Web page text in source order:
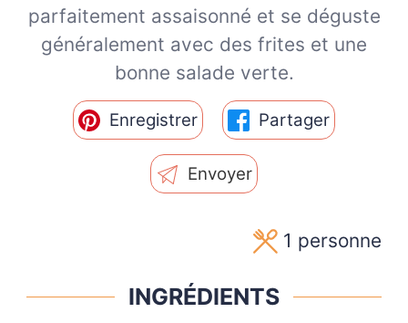
parfaitement assaisonné et se déguste
généralement avec des frites et une
bonne salade verte.
Enregistrer Partager
Envoyer
1 personne
INGRÉDIENTS